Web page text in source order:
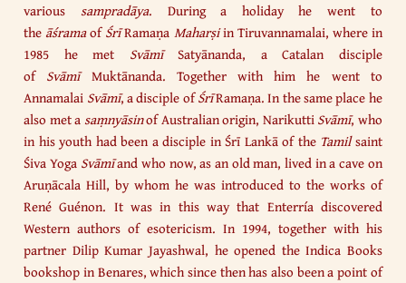
various sampradāya. During a holiday he went to
the āśramaofŚrīRamaṇa Maharṣiin Tiruvannamalai, where in
1985 he met SvāmīSatyānanda, a Catalan disciple
of SvāmīMuktānanda. Together with him he went to
Annamalai Svāmī, a disciple ofŚrīRamaṇa. In the same place he
also met asaṃnyāsinof Australian origin, NarikuttiSvāmī, who
in his youth had been a disciple in Śrī Lankā of the Tamilsaint
Śiva Yoga Svāmīand who now, as an old man, lived in a cave on
Aruṇācala Hill, by whom he was introduced to the works of
René Guénon. It was in this way that Enterría discovered
Western authors of esotericism. In 1994, together with his
partner Dilip Kumar Jayashwal, he opened the Indica Books
bookshop in Benares, which since then has also been a point of